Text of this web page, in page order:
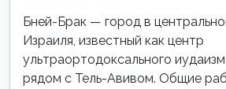
Бней-Брак — город в
Израиля, известный как центр
ультраортодоксального
рядом с Тель-Авивом. Общие